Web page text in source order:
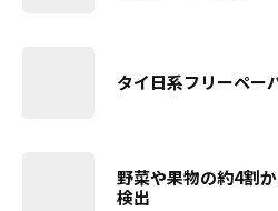
タイ日系フリーペー
野菜や果物の約4割
検出